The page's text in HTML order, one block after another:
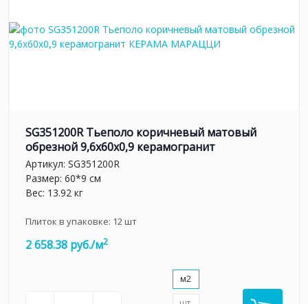
SG351200R Тьеполо коричневый матовый
обрезной 9,6x60x0,9 керамогранит
Артикул: SG351200R
Размер: 60*9 см
Вес: 13.92 кг
Плиток в упаковке: 12шт
2 658.38 руб./м2
м2